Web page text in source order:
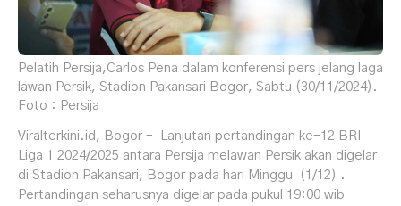
Pelatih Persija,Carlos Pena dalam konferensi pers jelang laga
lawan Persik, Stadion Pakansari Bogor, Sabtu (30/11/2024).
Foto : Persija
Viralterkini.id, Bogor – Lanjutan pertandingan ke-12 BRI
Liga 1 2024/2025 antara Persija melawan Persik akan digelar
di Stadion Pakansari, Bogor pada hari Minggu (1/12) .
Pertandingan seharusnya digelar pada pukul 19:00 wib